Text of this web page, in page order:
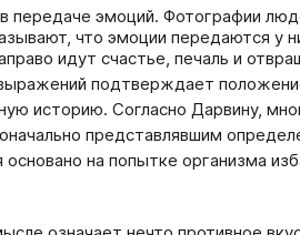
передаче эмоций. Фотографии
что эмоции передаются у
идут счастье, печаль и
подтверждает
историю. Согласно Дарвину,
представлявшим
на попытке организма